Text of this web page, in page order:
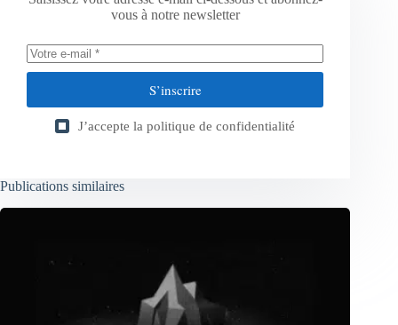
vous à notre newsletter
S’inscrire
J’accepte la politique de confidentialité
Publications similaires